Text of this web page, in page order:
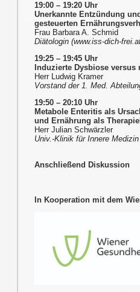
19:00 – 19:20 Uhr
Unerkannte Entzündung
gesteuerten
Frau Barbara A. Schmid
Diätologin (www.iss-dich-
19:25 – 19:45 Uhr
Induzierte Dysbiose
Herr Ludwig Kramer
Vorstand der 1. Med.
19:50 – 20:10 Uhr
Metabole Enteritis als
und Ernährung als
Herr Julian Schwärzler
Univ.-Klinik für Innere
Anschließend Diskussion
In Kooperation mit dem